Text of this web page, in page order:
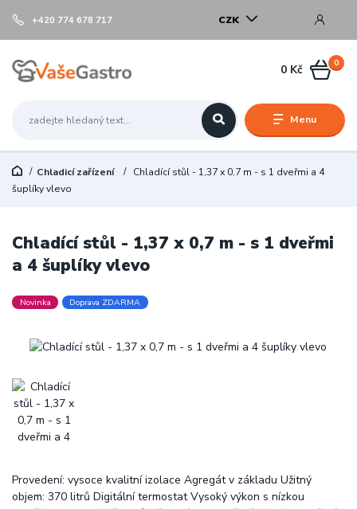
Menu
CZK
+420 774 678 717
0
0 Kč
Chladicí zařízení
Chladící stůl - 1,37 x 0,7 m - s 1 dveřmi a 4
šuplíky vlevo
Chladící stůl - 1,37 x 0,7 m - s 1 dveřmi
a 4 šuplíky vlevo
Novinka Doprava ZDARMA
Provedení: vysoce kvalitní izolace Agregát v základu Užitný
objem: 370 litrů Digitální termostat Vysoký výkon s nízkou